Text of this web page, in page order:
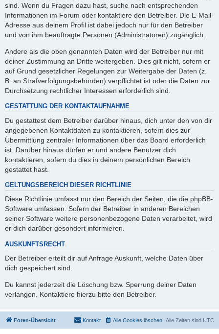
sind. Wenn du Fragen dazu hast, suche nach entsprechenden
Informationen im Forum oder kontaktiere den Betreiber. Die E-Mail-
Adresse aus deinem Profil ist dabei jedoch nur für den Betreiber
und von ihm beauftragte Personen (Administratoren) zugänglich.
Andere als die oben genannten Daten wird der Betreiber nur mit
deiner Zustimmung an Dritte weitergeben. Dies gilt nicht, sofern er
auf Grund gesetzlicher Regelungen zur Weitergabe der Daten (z.
B. an Strafverfolgungsbehörden) verpflichtet ist oder die Daten zur
Durchsetzung rechtlicher Interessen erforderlich sind.
GESTATTUNG DER KONTAKTAUFNAHME
Du gestattest dem Betreiber darüber hinaus, dich unter den von dir
angegebenen Kontaktdaten zu kontaktieren, sofern dies zur
Übermittlung zentraler Informationen über das Board erforderlich
ist. Darüber hinaus dürfen er und andere Benutzer dich
kontaktieren, sofern du dies in deinem persönlichen Bereich
gestattet hast.
GELTUNGSBEREICH DIESER RICHTLINIE
Diese Richtlinie umfasst nur den Bereich der Seiten, die die phpBB-
Software umfassen. Sofern der Betreiber in anderen Bereichen
seiner Software weitere personenbezogene Daten verarbeitet, wird
er dich darüber gesondert informieren.
AUSKUNFTSRECHT
Der Betreiber erteilt dir auf Anfrage Auskunft, welche Daten über
dich gespeichert sind.
Du kannst jederzeit die Löschung bzw. Sperrung deiner Daten
verlangen. Kontaktiere hierzu bitte den Betreiber.
Foren-Übersicht Alle Zeiten sind UTC
Alle Cookies löschen
Kontakt